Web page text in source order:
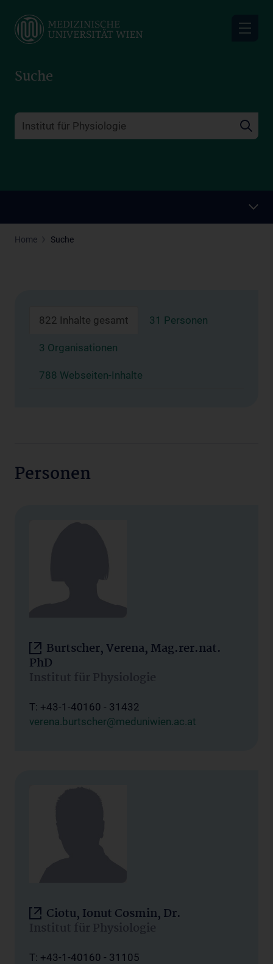
main
Suche
Home Suche
822 Inhalte gesamt 31 Personen
3 Organisationen
788 Webseiten-Inhalte
Personen
Burtscher, Verena, Mag.rer.nat.
PhD
Institut für Physiologie
T: +43-1-40160 - 31432
verena.burtscher@meduniwien.ac.at
Ciotu, Ionut Cosmin, Dr.
Institut für Physiologie
T: +43-1-40160 - 31105